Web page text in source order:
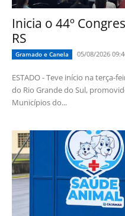
Inicia o 44º
RS
Gramado e Canela 05/08/2026
ESTADO - Teve início na terça-
do Rio Grande do Sul,
Municípios do...